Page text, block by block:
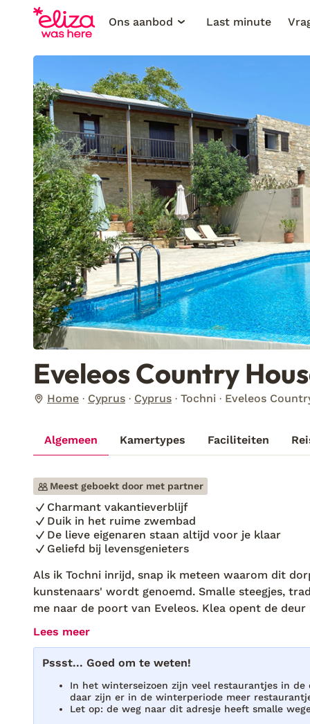
Ons aanbod
Last minute
Eveleos Country
Home Cyprus Cyprus Tochni Eveleos
Algemeen Kamertypes Faciliteiten
Meest geboekt door met partner
Charmant vakantieverblijf
Duik in het ruime zwembad
De lieve eigenaren staan altijd voor je klaar
Geliefd bij levensgenieters
Als ik Tochni inrijd, snap ik meteen waarom dit
kunstenaars' wordt genoemd. Smalle steegjes,
me naar de poort van Eveleos. Klea opent de
je een grand tour.” Terwijl we langs de terrassen
vergeten. Eveleos Country House ligt in Tochni,
wandelingen en het strand vlakbij. De tien
zwembad en zijn knus ingericht. De tuin,
Lees meer
Pssst... Goed om te weten!
In het winterseizoen zijn veel restaurantjes in de
daar zijn er in de winterperiode meer
Let op: de weg naar dit adresje heeft smalle